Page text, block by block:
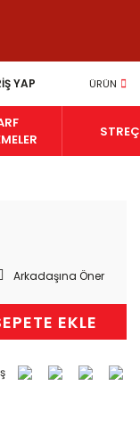
YAP ÜRÜN
STREÇ
Arkadaşına Öner
EKLE